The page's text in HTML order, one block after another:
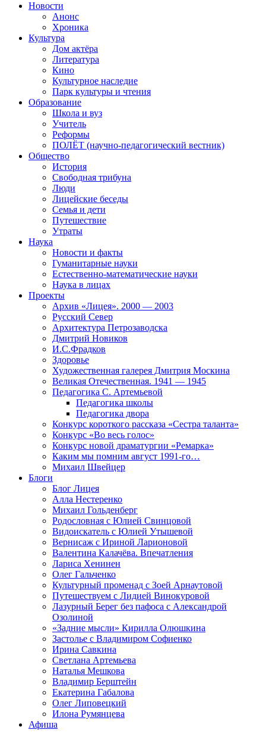
Новости
Анонс
Хроника
Культура
Дом актёра
Литература
Кино
Культурное наследие
Парк культуры и чтения
Образование
Школа и вуз
Учитель
Реформы
ПОЛЁТ (научно-педагогический вестник)
Общество
История
Свободная трибуна
Люди
Лицейские беседы
Семья и дети
Путешествие
Утраты
Наука
Новости и факты
Гуманитарные науки
Естественно-математические науки
Наука в лицах
Проекты
Архив «Лицея». 2000 — 2003
Русский Север
Архитектура Петрозаводска
Дмитрий Новиков
И.С.Фрадков
Здоровье
Художественная галерея Дмитрия Москина
Великая Отечественная. 1941 — 1945
Педагогика С. Артемьевой
Педагогика школы
Педагогика двора
Конкурс короткого рассказа «Сестра таланта»
Конкурс «Во весь голос»
Конкурс новой драматургии «Ремарка»
Каким мы помним август 1991-го…
Михаил Швейцер
Блоги
Блог Лицея
Алла Нестеренко
Михаил Гольденберг
Родословная с Юлией Свинцовой
Видоискатель с Юлией Утышевой
Вернисаж с Ириной Ларионовой
Валентина Калачёва. Впечатления
Лариса Хенинен
Олег Гальченко
Культурный променад с Зоей Арнаутовой
Путешествуем с Лидией Винокуровой
Лазурный Берег без пафоса с Александрой
Озолиной
«Задние мысли» Кирилла Олюшкина
Застолье с Владимиром Софиенко
Ирина Савкина
Светлана Артемьева
Наталья Мешкова
Владимир Берштейн
Екатерина Габалова
Олег Липовецкий
Илона Румянцева
Афиша